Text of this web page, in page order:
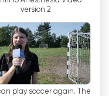
斯诺维茨、扎布
、扎维耶切、琴斯
等城市，都可以通
。因此，
当地社区提供信息
version 2
play soccer again. The